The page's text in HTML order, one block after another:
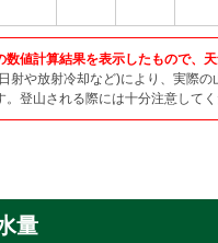
数値計算結果を表示したもので、
射や放射冷却など)により、実際の
登山される際には十分注意してく
量